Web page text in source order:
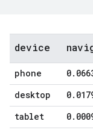
device
phone 0.
desktop
0.
tablet
0.